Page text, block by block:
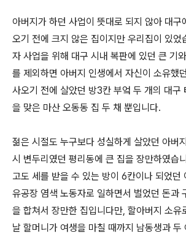
아버지가 하던 사업이 뜻대로 되지 않아 대구
오기 전에 크지 않은 집이지만 우리집이 있었
자 사업을 위해 대구 시내 복판에 있던 큰 기
를 제외하면 아버지 인생에서 자신이 소유했
사오기 전에 살았던 방3칸 부엌 두 개의 대구
을 맞은 마산 오동동 집 두 채 뿐입니다.
젊은 시절도 누구보다 성실하게 살았던 아버
시 변두리였던 평리동에 큰 집을 장만하였습
고도 세를 받을 수 있는 방이 6칸이나 되었던
유공장 염색 노동자로 일하면서 벌었던 돈과
을 합쳐서 장만한 집입니다만, 할아버지 소유
날 할머니가 여생을 마칠 때까지 남동생과 두